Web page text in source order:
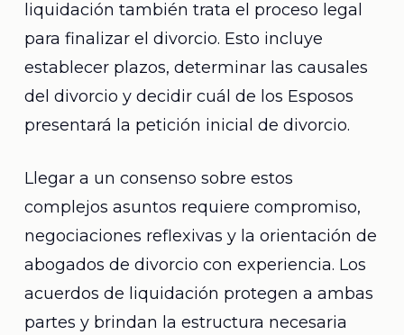
liquidación también trata el proceso legal
para finalizar el divorcio. Esto incluye
establecer plazos, determinar las causales
del divorcio y decidir cuál de los Esposos
presentará la petición inicial de divorcio.
Llegar a un consenso sobre estos
complejos asuntos requiere compromiso,
negociaciones reflexivas y la orientación de
abogados de divorcio con experiencia. Los
acuerdos de liquidación protegen a ambas
partes y brindan la estructura necesaria